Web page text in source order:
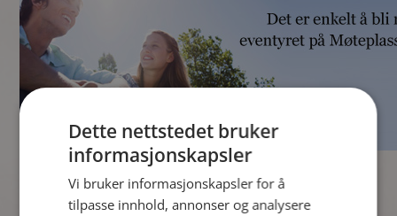
Dette nettstedet bruker
informasjonskapsler
Vi bruker informasjonskapsler for å
tilpasse innhold, annonser og analysere